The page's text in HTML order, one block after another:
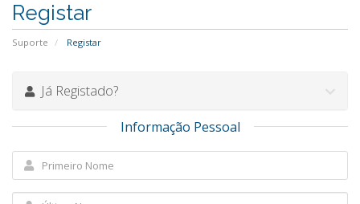
Registar
Suporte Registar
Já Registado?
Informação Pessoal